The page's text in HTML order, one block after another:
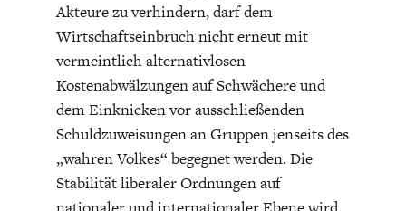
FACHKRÄFTEMANGEL
FINANZMÄRKTE
Akteure zu verhindern, darf dem
Wirtschaftseinbruch nicht erneut mit
vermeintlich alternativlosen
Kostenabwälzungen auf Schwächere und
dem Einknicken vor ausschließenden
Schuldzuweisungen an Gruppen jenseits des
„wahren Volkes“ begegnet werden. Die
Stabilität liberaler Ordnungen auf